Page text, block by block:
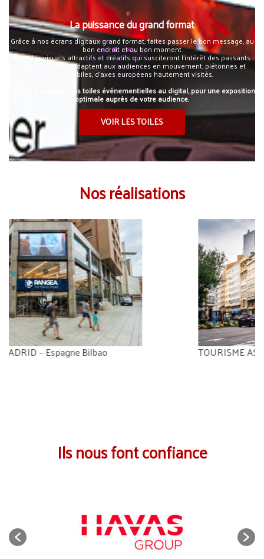
La puissance du grand format
Grâce à nos écrans digitaux grand format, faites passer le bon message, au
bon endroit et au bon moment
avec des visuels attractifs et créatifs qui susciteront l’intérêt des passants.
Nos dispositifs s’adaptent aux audiences en mouvement, piétonnes et
automobiles, d’axes européens hautement visités.
Pensez à associer nos toiles événementielles au digital, pour une exposition
optimale auprès de votre audience.
VOIR LES TOILES
Nos réalisations
TOURISME ASTURIAS – Espagne La Corogne
Ils nous font confiance